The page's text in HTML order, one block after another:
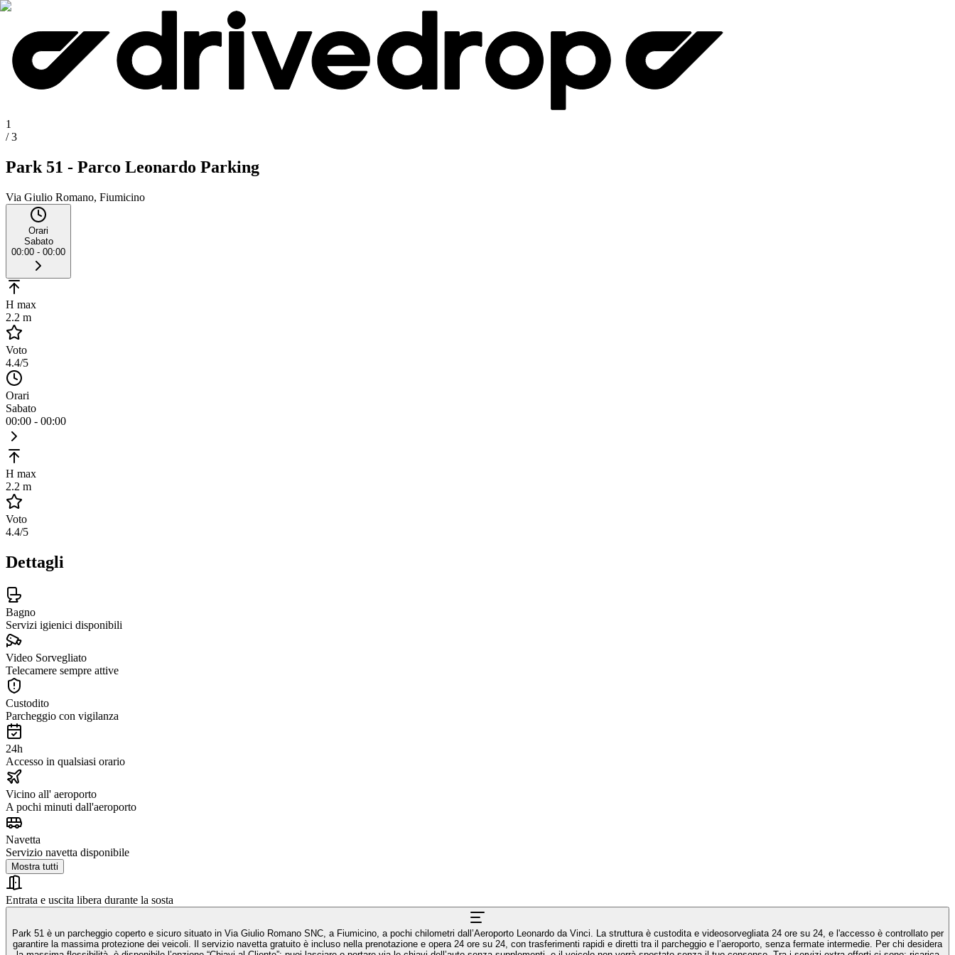
1
/3
Park 51 - Parco Leonardo Parking
Via Giulio Romano, Fiumicino
Orari
Sabato
00:00 - 00:00
H max
2.2 m
Voto
4.4/5
Orari
Sabato
00:00 - 00:00
H max
2.2 m
Voto
4.4/5
Dettagli
Bagno
Servizi igienici disponibili
Video Sorvegliato
Telecamere sempre attive
Custodito
Parcheggio con vigilanza
24h
Accesso in qualsiasi orario
Vicino all' aeroporto
A pochi minuti dall'aeroporto
Navetta
Servizio navetta disponibile
Mostra tutti
Entrata e uscita libera durante la sosta
Park 51 è un parcheggio coperto e sicuro situato in Via Giulio Romano SNC, a Fiumicino, a pochi chilometri dall’Aeroporto Leonardo da Vinci. La struttura è custodita e videosorvegliata 24 ore su 24, e l'accesso è controllato per
garantire la massima protezione dei veicoli. Il servizio navetta gratuito è incluso nella prenotazione e opera 24 ore su 24, con trasferimenti rapidi e diretti tra il parcheggio e l’aeroporto, senza fermate intermedie. Per chi desidera